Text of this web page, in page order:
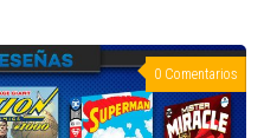
0 Comentarios